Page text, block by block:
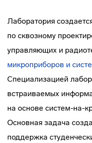
Лаборатория
по сквозному
управляющих и
микроприборов и
Специализацией
встраиваемых
на основе систем-на-
Основная задача
поддержка